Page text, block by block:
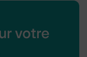
votre